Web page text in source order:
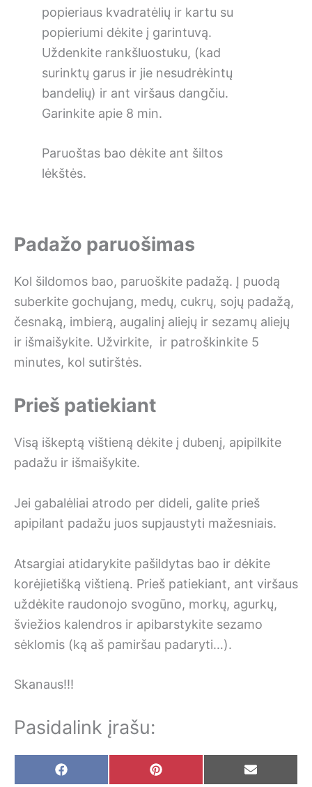
popieriaus kvadratėlių ir kartu su
popieriumi dėkite į garintuvą.
Uždenkite rankšluostuku, (kad
surinktų garus ir jie nesudrėkintų
bandelių) ir ant viršaus dangčiu.
Garinkite apie 8 min.
Paruoštas bao dėkite ant šiltos
lėkštės.
Padažo paruošimas
Kol šildomos bao, paruoškite padažą. Į puodą
suberkite gochujang, medų, cukrų, sojų padažą,
česnaką, imbierą, augalinį aliejų ir sezamų aliejų
ir išmaišykite. Užvirkite, ir patroškinkite 5
minutes, kol sutirštės.
Prieš patiekiant
Visą iškeptą vištieną dėkite į dubenį, apipilkite
padažu ir išmaišykite.
Jei gabalėliai atrodo per dideli, galite prieš
apipilant padažu juos supjaustyti mažesniais.
Atsargiai atidarykite pašildytas bao ir dėkite
korėjietišką vištieną. Prieš patiekiant, ant viršaus
uždėkite raudonojo svogūno, morkų, agurkų,
šviežios kalendros ir apibarstykite sezamo
sėklomis (ką aš pamiršau padaryti…).
Skanaus!!!
Pasidalink įrašu:
Share
F
Share
P
Share
E